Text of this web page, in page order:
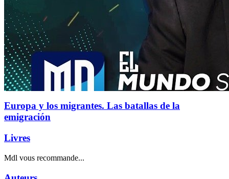
Europa y los migrantes. Las batallas de la
emigración
Livres
Mdl vous recommande...